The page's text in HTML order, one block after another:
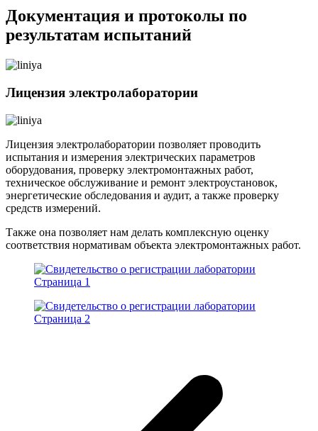
Документация и протоколы по
результатам испытаний
Лицензия электролаборатории
Лицензия электролаборатории позволяет проводить
испытания и измерения электрических параметров
оборудования, проверку электромонтажных работ,
техническое обслуживание и ремонт электроустановок,
энергетические обследования и аудит, а также проверку
средств измерений.
Также она позволяет нам делать комплексную оценку
соответствия нормативам объекта электромонтажных работ.